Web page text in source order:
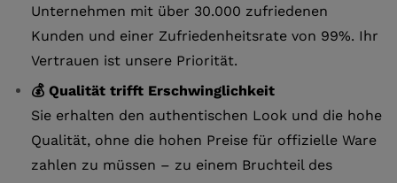
Unternehmen mit über 30.000 zufriedenen
Kunden und einer Zufriedenheitsrate von 99%. Ihr
Vertrauen ist unsere Priorität.
💰 Qualität trifft Erschwinglichkeit
Sie erhalten den authentischen Look und die hohe
Qualität, ohne die hohen Preise für offizielle Ware
zahlen zu müssen – zu einem Bruchteil des